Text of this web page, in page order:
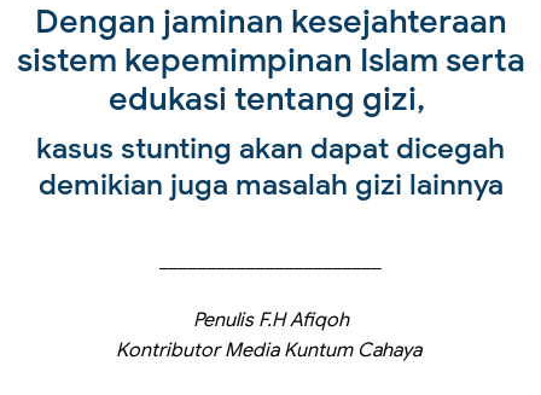
Dengan jaminan kesejahteraan
sistem kepemimpinan Islam serta
edukasi tentang gizi,
kasus stunting akan dapat dicegah
demikian juga masalah gizi lainnya
Penulis F.H Afiqoh
Kontributor Media Kuntum Cahaya